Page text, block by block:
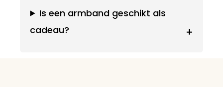
Is een armband geschikt als
cadeau?
+